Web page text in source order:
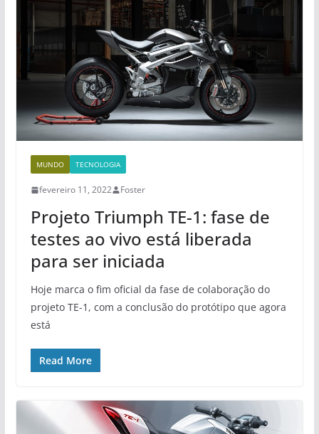
MUNDO TECNOLOGIA
fevereiro 11, 2022 Foster
Projeto Triumph TE-1: fase de
testes ao vivo está liberada
para ser iniciada
Hoje marca o fim oficial da fase de colaboração do
projeto TE-1, com a conclusão do protótipo que agora
está
Read More